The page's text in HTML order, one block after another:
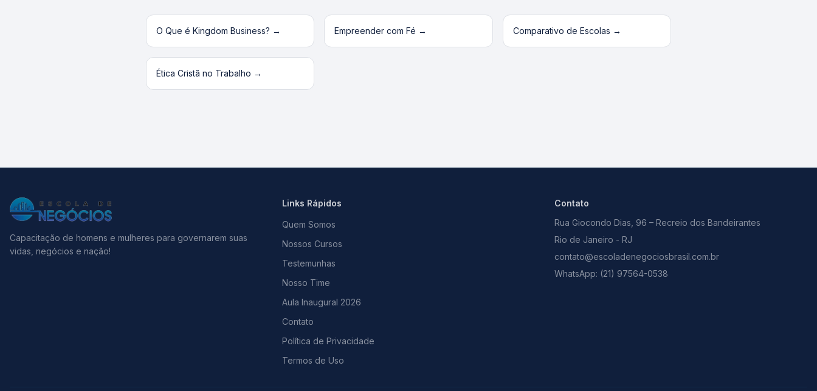
O Que é Kingdom Business? → Empreender com Fé → Comparativo de Escolas →
Ética Cristã no Trabalho →
Capacitação de homens e mulheres para governarem suas
vidas, negócios e nação!
Links Rápidos
Quem Somos
Nossos Cursos
Testemunhas
Nosso Time
Aula Inaugural 2026
Contato
Política de Privacidade
Termos de Uso
Contato
Rua Giocondo Dias, 96 – Recreio dos Bandeirantes
Rio de Janeiro - RJ
contato@escoladenegociosbrasil.com.br
WhatsApp: (21) 97564-0538